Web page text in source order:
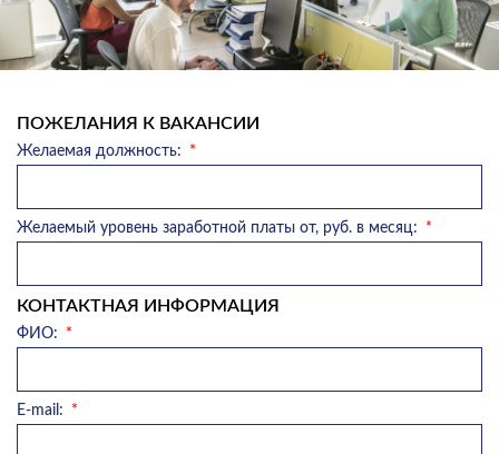
ПОЖЕЛАНИЯ К ВАКАНСИИ
Желаемая должность:
Желаемый уровень заработной платы от, руб. в месяц:
КОНТАКТНАЯ ИНФОРМАЦИЯ
ФИО:
E-mail: